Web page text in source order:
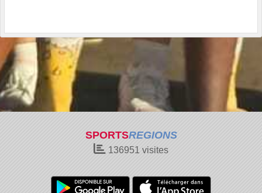
SPORTSREGIONS
136951 visites